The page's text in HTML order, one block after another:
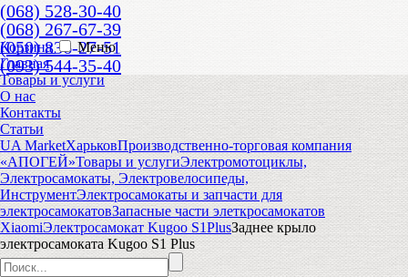
(068) 528-30-40
(068) 267-67-39
(050) 836-27-51
(093) 544-35-40
Корзина
Меню
Главная
Товары и услуги
О нас
Контакты
Статьи
UA MarketХарьковПроизводственно-торговая компания
«АПОГЕЙ»Товары и услугиЭлектромотоциклы,
Электросамокаты, Электровелосипеды,
ИнструментЭлектросамокаты и запчасти для
электросамокатовЗапасные части элеткросамокатов
XiaomiЭлектросамокат Kugoo S1PlusЗаднее крыло
электросамоката Kugoo S1 Plus